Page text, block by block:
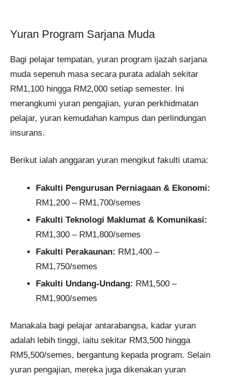
Yuran Program Sarjana Muda
Bagi pelajar tempatan, yuran program ijazah sarjana
muda sepenuh masa secara purata adalah sekitar
RM1,100 hingga RM2,000 setiap semester. Ini
merangkumi yuran pengajian, yuran perkhidmatan
pelajar, yuran kemudahan kampus dan perlindungan
insurans.
Berikut ialah anggaran yuran mengikut fakulti utama:
Fakulti Pengurusan Perniagaan & Ekonomi:
RM1,200 – RM1,700/semes
Fakulti Teknologi Maklumat & Komunikasi:
RM1,300 – RM1,800/semes
Fakulti Perakaunan: RM1,400 –
RM1,750/semes
Fakulti Undang-Undang: RM1,500 –
RM1,900/semes
Manakala bagi pelajar antarabangsa, kadar yuran
adalah lebih tinggi, iaitu sekitar RM3,500 hingga
RM5,500/semes, bergantung kepada program. Selain
yuran pengajian, mereka juga dikenakan yuran